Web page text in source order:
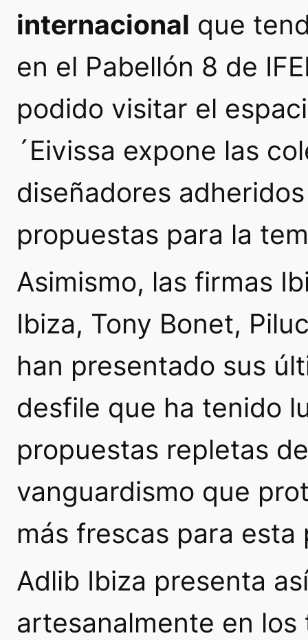
internacional que
en el Pabellón 8 de
podido visitar el
´Eivissa expone las
diseñadores
propuestas para la
Asimismo, las firmas
Ibiza, Tony Bonet,
han presentado sus
desfile que ha tenido
propuestas repletas
vanguardismo que
más frescas para
Adlib Ibiza presenta
artesanalmente en